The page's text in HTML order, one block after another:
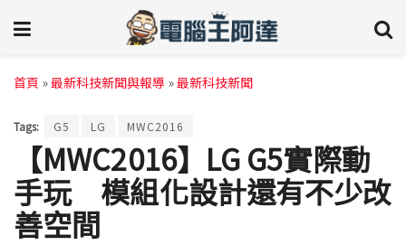
首頁 »最新科技新聞與報導 »最新科技新聞
Tags: G5 LG MWC2016
【MWC2016】LG G5實際動
手玩 模組化設計還有不少改
善空間